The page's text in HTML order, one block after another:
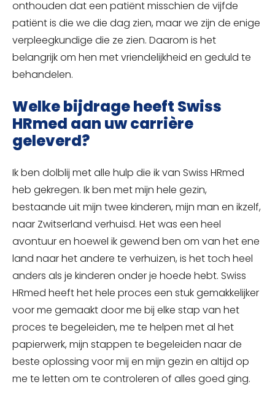
onthouden dat een patiënt misschien de vijfde
patiënt is die we die dag zien, maar we zijn de enige
verpleegkundige die ze zien. Daarom is het
belangrijk om hen met vriendelijkheid en geduld te
behandelen.
Welke bijdrage heeft Swiss
HRmed aan uw carrière
geleverd?
Ik ben dolblij met alle hulp die ik van Swiss HRmed
heb gekregen. Ik ben met mijn hele gezin,
bestaande uit mijn twee kinderen, mijn man en ikzelf,
naar Zwitserland verhuisd. Het was een heel
avontuur en hoewel ik gewend ben om van het ene
land naar het andere te verhuizen, is het toch heel
anders als je kinderen onder je hoede hebt. Swiss
HRmed heeft het hele proces een stuk gemakkelijker
voor me gemaakt door me bij elke stap van het
proces te begeleiden, me te helpen met al het
papierwerk, mijn stappen te begeleiden naar de
beste oplossing voor mij en mijn gezin en altijd op
me te letten om te controleren of alles goed ging.